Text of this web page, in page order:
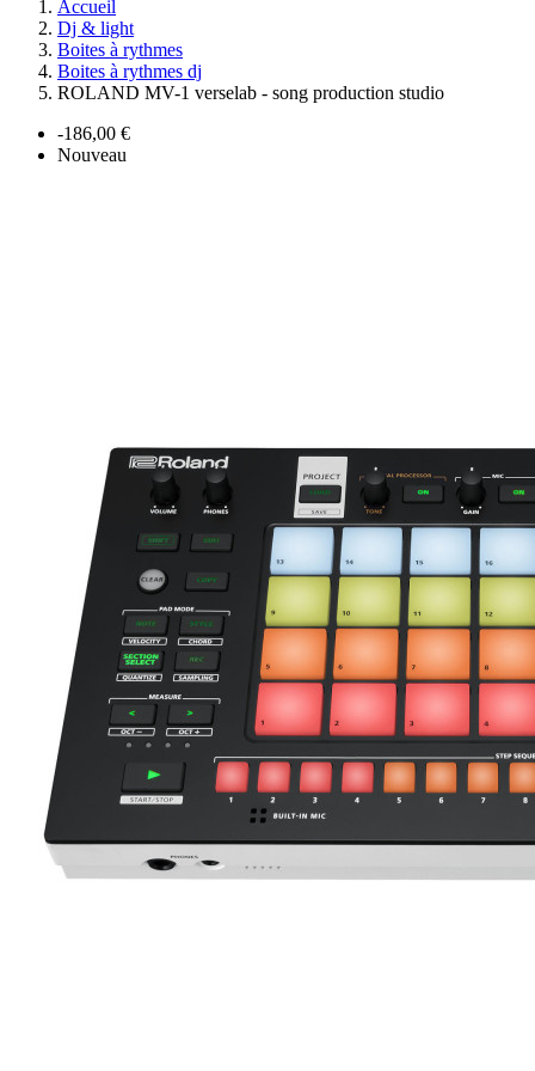
Accueil
Dj & light
Boites à rythmes
Boites à rythmes dj
ROLAND MV-1 verselab - song production studio
-186,00 €
Nouveau